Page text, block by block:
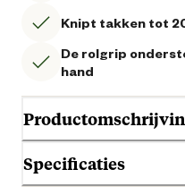
Knipt takken tot
De rolgrip
hand
De Freund 2950R
Specificaties